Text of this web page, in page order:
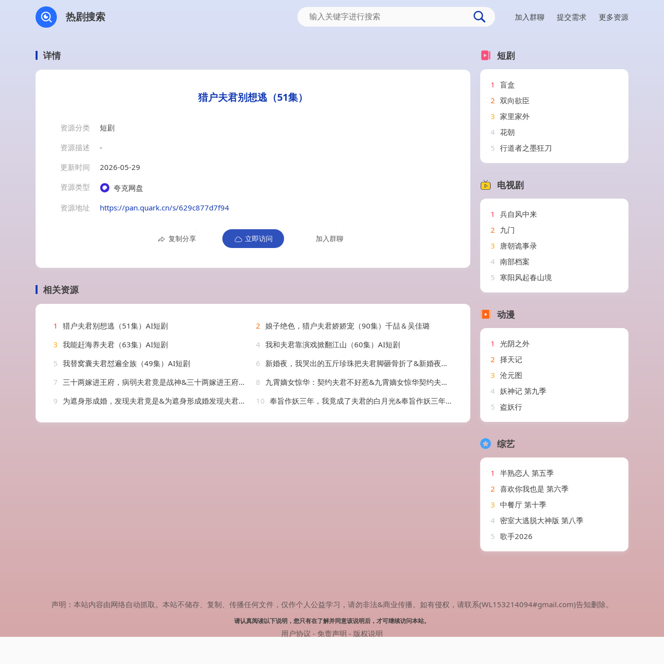
热剧搜索 加入群聊 提交需求 更多资源
详情
猎户夫君别想逃（51集）
资源分类
短剧
资源描述
-
更新时间
2026-05-29
资源类型
夸克网盘
资源地址
https://pan.quark.cn/s/629c877d7f94
复制分享 立即访问 加入群聊
相关资源
1 猎户夫君别想逃（51集）AI短剧 2 娘子绝色，猎户夫君娇娇宠（90集）千喆＆吴佳璐
3 我能赶海养夫君（63集）AI短剧 4 我和夫君靠演戏掀翻江山（60集）AI短剧
5 我替窝囊夫君怼遍全族（49集）AI短剧 6 新婚夜，我哭出的五斤珍珠把夫君脚砸骨折了&新婚夜我哭出的五斤珍珠把夫君脚砸骨折了（50集）AI短剧
7 三十两嫁进王府，病弱夫君竟是战神&三十两嫁进王府病弱夫君竟是战神（30集） 8 九霄嫡女惊华：契约夫君不好惹&九霄嫡女惊华契约夫君不好惹（105集）AI短剧
9 为遮身形成婚，发现夫君竟是&为遮身形成婚发现夫君竟是（82集）AI短剧 10 奉旨作妖三年，我竟成了夫君的白月光&奉旨作妖三年我竟成了夫君的白月光（40集）AI短剧
短剧
1
盲盒
2 双向欲臣
3 家里家外
4 花朝
5 行道者之墨狂刀
电视剧
1
兵自风中来
2 九门
3 唐朝诡事录
4 南部档案
5 寒阳风起春山境
动漫
1
光阴之外
2 择天记
3 沧元图
4 妖神记 第九季
5 盗妖行
综艺
1
半熟恋人 第五季
2 喜欢你我也是 第六季
3 中餐厅 第十季
4 密室大逃脱大神版 第八季
5 歌手2026
声明：本站内容由网络自动抓取。本站不储存、复制、传播任何文件，仅作个人公益学习，请勿非法&商业传播。如有侵权，请联系(WL153214094#gmail.com)告知删除。
请认真阅读以下说明，您只有在了解并同意该说明后，才可继续访问本站。
用户协议 - 免责声明 - 版权说明